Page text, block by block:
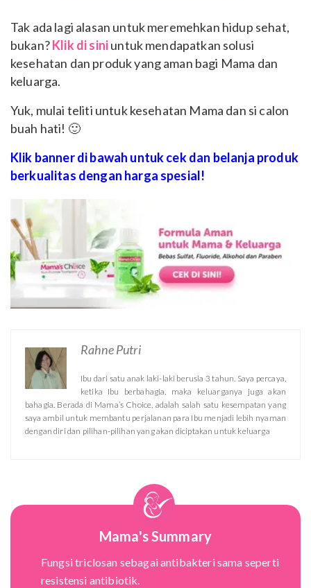
Tak ada lagi alasan untuk meremehkan hidup sehat,
bukan?Klik di siniuntuk mendapatkan solusi
kesehatan dan produk yang aman bagi Mama dan
keluarga.
Yuk, mulai teliti untuk kesehatan Mama dan si calon
buah hati! 🙂
Klik banner di bawah untuk cek dan belanja produk
berkualitas dengan harga spesial!
Rahne Putri
Ibu dari satu anak laki-laki berusia 3 tahun. Saya percaya,
ketika Ibu berbahagia, maka keluarganya juga akan
bahagia. Berada di Mama’s Choice, adalah salah satu kesempatan yang
saya ambil untuk membantu perjalanan para Ibu menjadi lebih nyaman
dengan diri dan pilihan-pilihan yang akan diciptakan untuk keluarga
Mama's Summary
Fungsi triclosan sebagai antibakteri sama seperti
resistensi antibiotik.